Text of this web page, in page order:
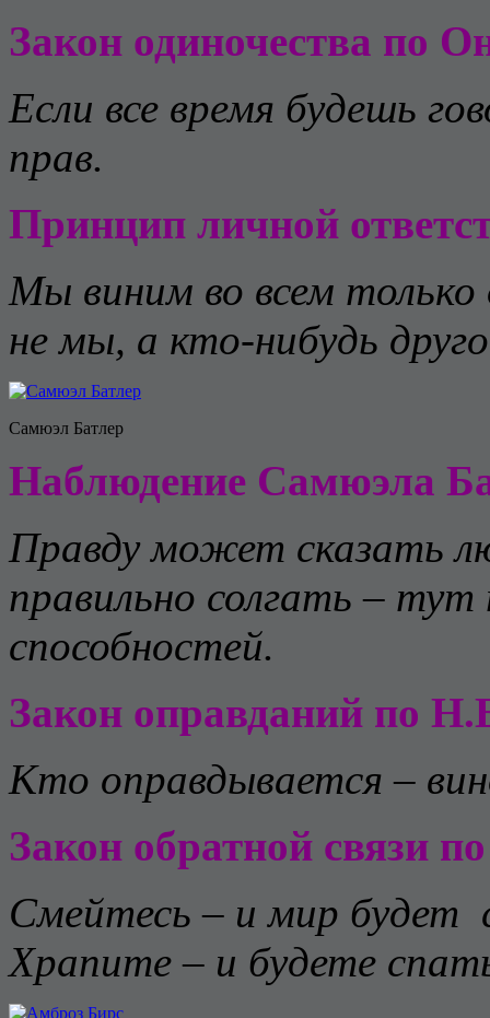
Закон одиночества по
Если все время будешь
прав.
Принцип личной
Мы виним во всем только
не мы, а кто-нибудь
Самюэл Батлер
Наблюдение Самюэла
Правду может сказать
правильно солгать – тут
способностей.
Закон оправданий по
Кто оправдывается –
Закон обратной связи
Смейтесь – и мир будет
Храпите – и будете